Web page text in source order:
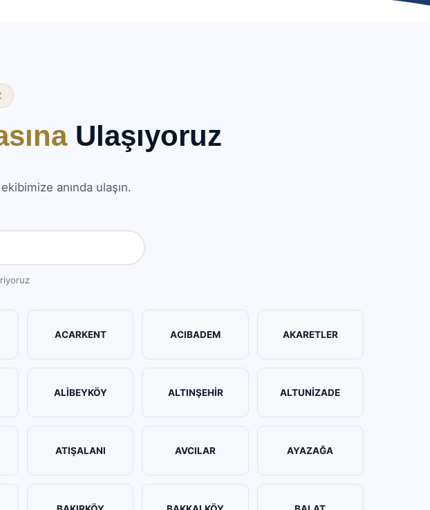
Ulaşıyoruz
anında ulaşın.
ACARKENT ACIBADEM AKARETLER
ALİBEYKÖY ALTINŞEHİR ALTUNİZADE
ATIŞALANI AVCILAR AYAZAĞA